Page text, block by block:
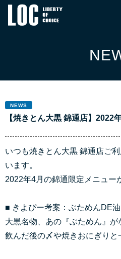
NEWS
【焼きとん大黒 錦通店】2022
いつも焼きとん大黒 錦通店ご
います。
2022年4月の錦通限定メニュー
■ きよぴー考案：ぶためんDE
大黒名物、あの『ぶためん』が
飲んだ後の〆や焼きおにぎりと